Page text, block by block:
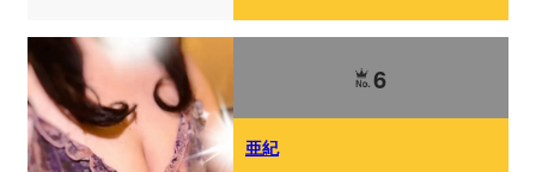
6
亜紀